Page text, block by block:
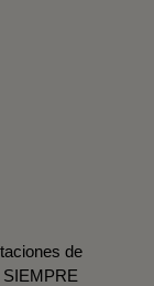
de
SIEMPRE